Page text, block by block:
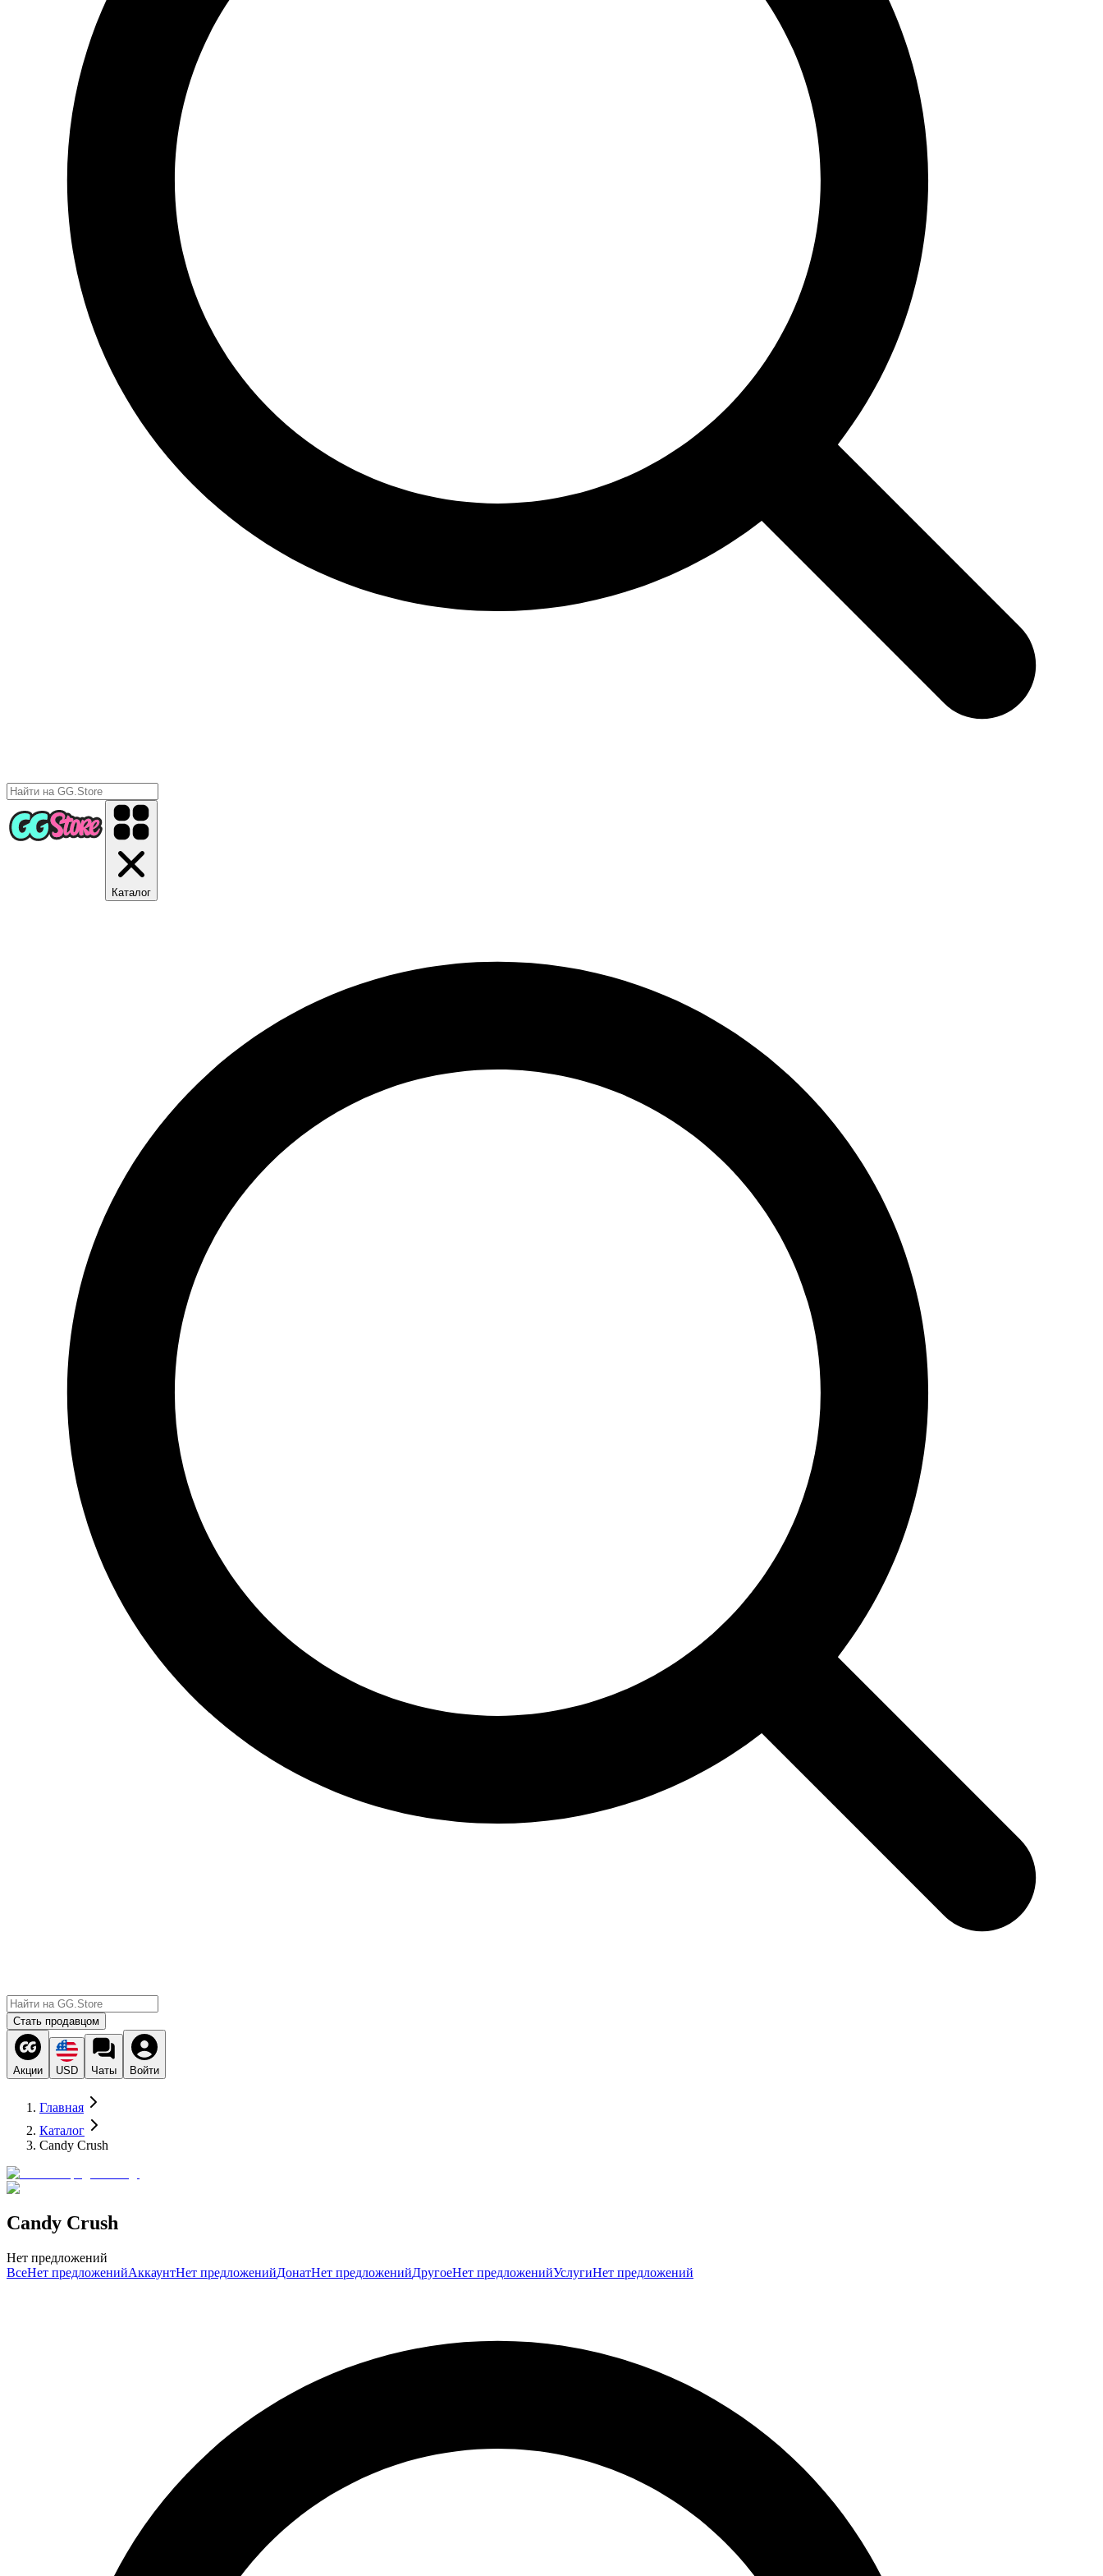
Каталог
Стать продавцом
Акции USD Чаты Войти
Главная
Каталог
Candy Crush
Candy Crush
Нет предложений
ВсеНет предложенийАккаунтНет предложенийДонатНет предложенийДругоеНет предложенийУслугиНет предложений